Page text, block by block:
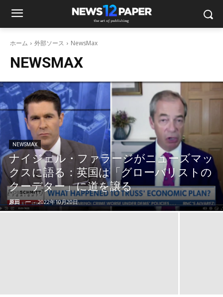
ホーム 外部ソース NewsMax
NEWSMAX
NEWSMAX
ナイジェル・ファラージがニューズマッ
クスに語る：英国は「グローバリストの
クーデター」に道を譲る
原田 一 - 2022年10月20日